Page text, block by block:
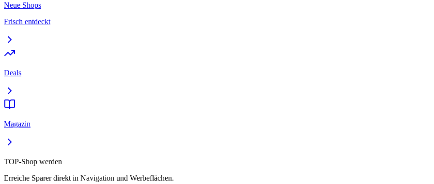
Neue Shops
Frisch entdeckt
Deals
Magazin
TOP-Shop werden
Erreiche Sparer direkt in Navigation und Werbeflächen.